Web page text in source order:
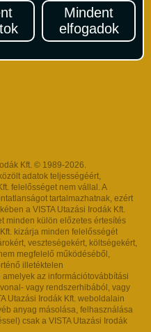
Mindent
elfogadok
legszínesebb utazási
Kft. © 1989-2026.
adatok teljességéért,
felelősséget nem vállal. A
tartalmazhatnak, ezért
a VISTA Utazási Irodák Kft.
minden külön előzetes értesítés
kizárja minden felelősségét
veszteségekért, költségekért,
megfelelő működéséből,
illetéktelen
az információtovábbítási
vagy rendszerhibából, vagy
Utazási Irodák Kft. weboldalain
anyag másolása, felhasználása
csak a VISTA Utazási Irodák